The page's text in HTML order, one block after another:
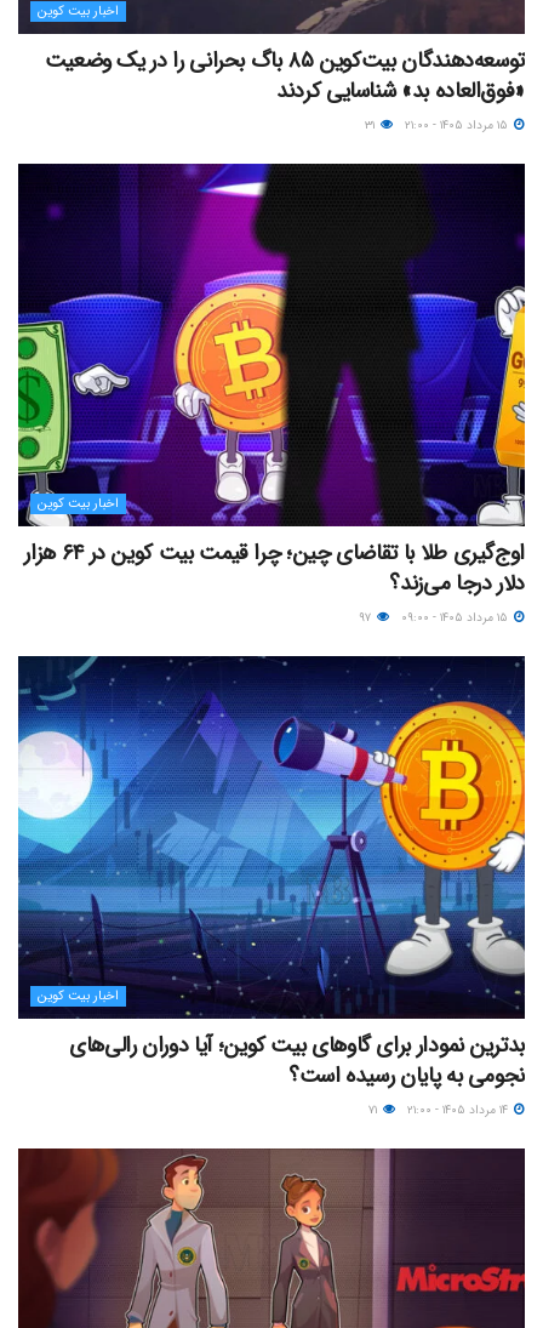
اخبار بیت کوین
توسعه‌دهندگان بیت‌کوین ۸۵ باگ بحرانی را در یک وضعیت
«فوق‌العاده بد» شناسایی کردند
اخبار بیت کوین
اوج‌گیری طلا با تقاضای چین؛ چرا قیمت بیت کوین در ۶۴ هزار
دلار درجا می‌زند؟
اخبار بیت کوین
بدترین نمودار برای گاوهای بیت کوین؛ آیا دوران رالی‌های
نجومی به پایان رسیده است؟